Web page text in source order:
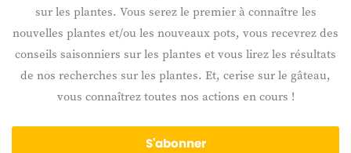
sur les plantes. Vous serez le premier à connaître les
nouvelles plantes et/ou les nouveaux pots, vous recevrez des
conseils saisonniers sur les plantes et vous lirez les résultats
de nos recherches sur les plantes. Et, cerise sur le gâteau,
vous connaîtrez toutes nos actions en cours !
S'abonner